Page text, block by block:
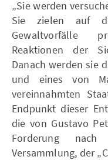
„Sie werden
Sie zielen auf
Gewaltvorfälle
Reaktionen der
Danach werden sie
und eines von
vereinnahmten
Endpunkt dieser
die von Gustavo
Forderung nach
Versammlung, der